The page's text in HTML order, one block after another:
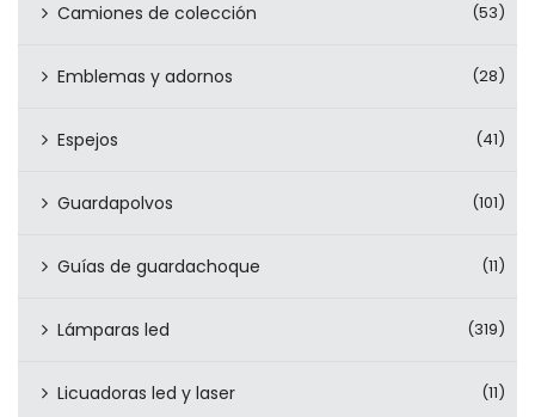
Camiones de colección (53)
Emblemas y adornos (28)
Espejos (41)
Guardapolvos (101)
Guías de guardachoque (11)
Lámparas led (319)
Licuadoras led y laser (11)